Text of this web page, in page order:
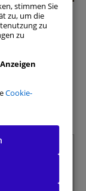
verbindet
ihre
Sie einen
Tipps,
So
stimmen Sie
zu, um die
zu
zu
Cookie-